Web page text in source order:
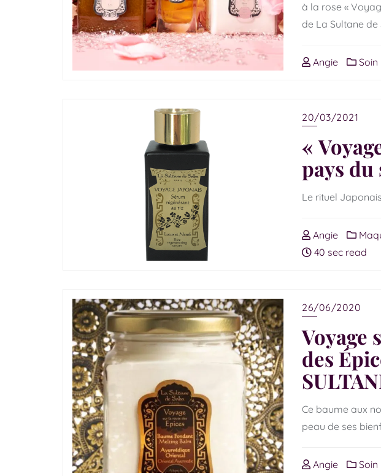
à la rose «
de La Sultane de
Angie Soin
20/03/2021
«
pays
Le rituel
Angie
40 sec read
26/06/2020
Voyage
des
Ce baume aux
peau de ses
Angie Soin